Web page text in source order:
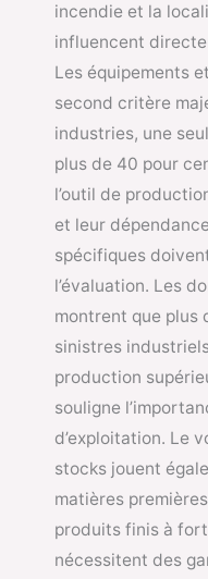
incendie et la
influencent
Les équipements
second critère
industries, une
plus de 40 pour
l’outil de
et leur
spécifiques
l’évaluation. Les
montrent que plus
sinistres
production
souligne
d’exploitation. Le
stocks jouent
matières
produits finis à
nécessitent des